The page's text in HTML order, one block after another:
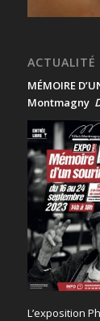
ACTUALITÉ
MÉMOIRE
Montmagny
L’exposition